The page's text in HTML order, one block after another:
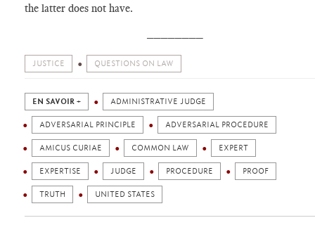
the latter does not have.
JUSTICE QUESTIONS ON LAW
EN SAVOIR + ADMINISTRATIVE JUDGE
ADVERSARIAL PRINCIPLE ADVERSARIAL PROCEDURE
AMICUS CURIAE COMMON LAW EXPERT
EXPERTISE JUDGE PROCEDURE PROOF
TRUTH UNITED STATES